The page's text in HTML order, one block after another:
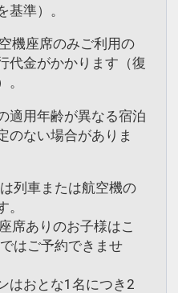
基準）。
機座席のみご利用の
代金がかかります（復
適用年齢が異なる宿泊
のない場合がありま
列車または航空機の
。
席ありのお子様はこ
はご予約できませ
はおとな1名につき2